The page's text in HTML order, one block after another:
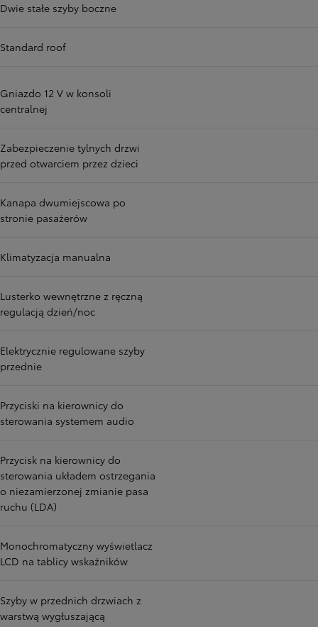
Dwie stałe szyby boczne
Standard roof
Gniazdo 12 V w konsoli
centralnej
Zabezpieczenie tylnych drzwi
przed otwarciem przez dzieci
Kanapa dwumiejscowa po
stronie pasażerów
Klimatyzacja manualna
Lusterko wewnętrzne z ręczną
regulacją dzień/noc
Elektrycznie regulowane szyby
przednie
Przyciski na kierownicy do
sterowania systemem audio
Przycisk na kierownicy do
sterowania układem ostrzegania
o niezamierzonej zmianie pasa
ruchu (LDA)
Monochromatyczny wyświetlacz
LCD na tablicy wskaźników
Szyby w przednich drzwiach z
warstwą wygłuszającą